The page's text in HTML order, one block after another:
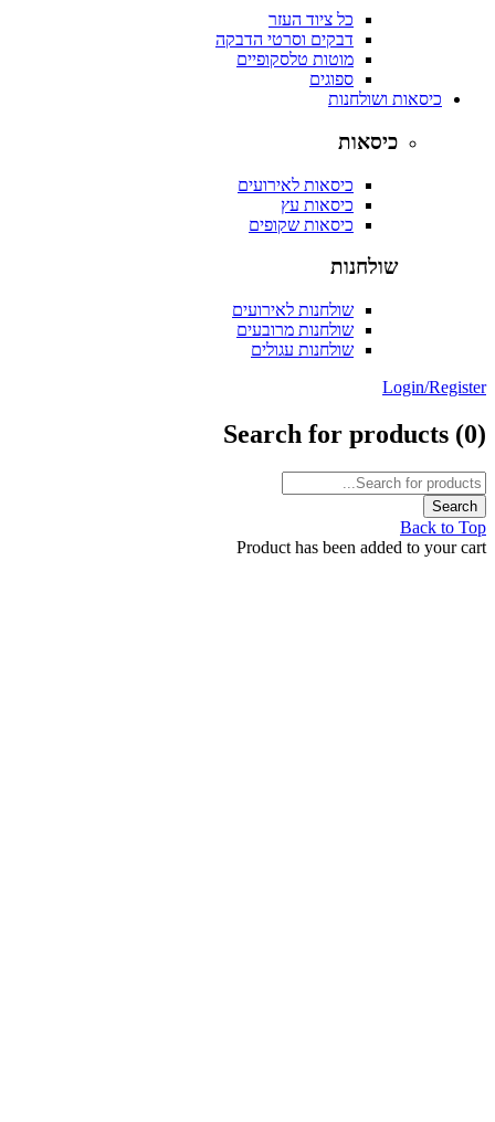
כל ציוד העזר
דבקים וסרטי הדבקה
מוטות טלסקופיים
ספוגים
כיסאות ושולחנות
כיסאות
כיסאות לאירועים
כיסאות עץ
כיסאות שקופים
שולחנות
שולחנות לאירועים
שולחנות מרובעים
שולחנות עגולים
Login/
Search for
Back
Product has been added to